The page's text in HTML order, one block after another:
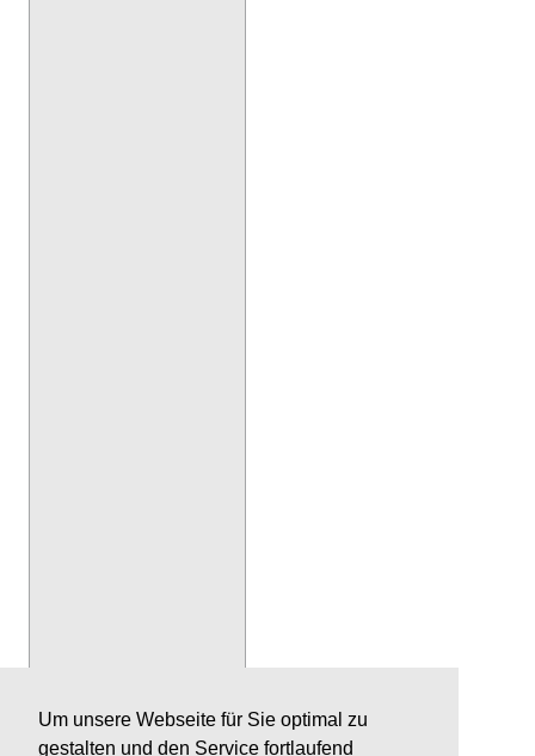
Um unsere Webseite für Sie optimal zu
gestalten und den Service fortlaufend